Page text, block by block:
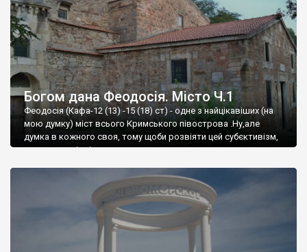
Богом дана Феодосія. Місто Ч.1
Феодосія (Кафа-12 (13) -15 (18) ст) - одне з найцікавіших (на
мою думку) міст всього Кримського півострова .Ну,але
думка в кожного своя, тому щоби розвіяти цей субєктивізм,
запрошую відвідати це